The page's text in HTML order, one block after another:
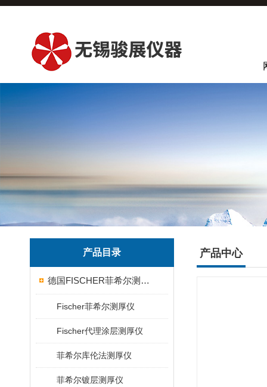
产品目录
德国FISCHER菲希尔测厚仪
Fischer菲希尔测厚仪
Fischer代理涂层测厚仪
菲希尔库伦法测厚仪
菲希尔镀层测厚仪
产品中心